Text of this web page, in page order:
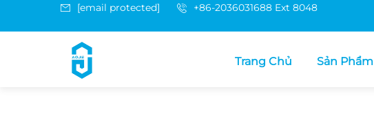
[email protected] +86-2036031688 Ext 8048
Trang Chủ Sản Phẩm